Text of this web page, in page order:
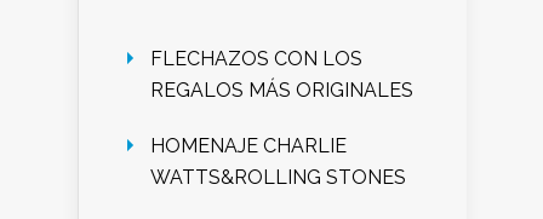
FLECHAZOS CON LOS
REGALOS MÁS ORIGINALES
HOMENAJE CHARLIE
WATTS&ROLLING STONES